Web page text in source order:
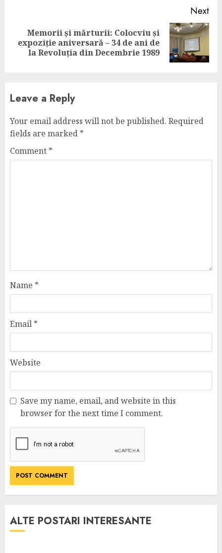
Next
Next
post:
Memorii și mărturii: Colocviu și
expoziție aniversară – 34 de ani de
la Revoluția din Decembrie 1989
Leave a Reply
Your email address will not be published. Required
fields are marked *
Comment *
Name *
Email *
Website
Save my name, email, and website in this
browser for the next time I comment.
ALTE POSTARI INTERESANTE